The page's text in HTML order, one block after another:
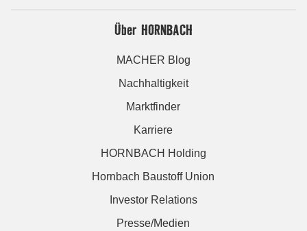
Über HORNBACH
MACHER Blog
Nachhaltigkeit
Marktfinder
Karriere
HORNBACH Holding
Hornbach Baustoff Union
Investor Relations
Presse/Medien